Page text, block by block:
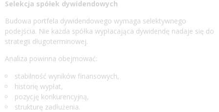
Selekcja spółek dywidendowych
Budowa portfela dywidendowego wymaga selektywnego
podejścia. Nie każda spółka wypłacająca dywidendę nadaje się do
strategii długoterminowej.
Analiza powinna obejmować:
stabilność wyników finansowych,
historię wypłat,
pozycję konkurencyjną,
strukturę zadłużenia.